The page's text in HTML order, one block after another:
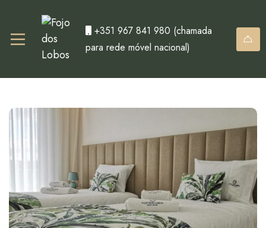
+351 967 841 980 (chamada
para rede móvel nacional)